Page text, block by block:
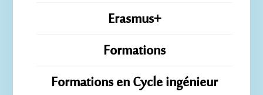
Erasmus+
Formations
Formations en Cycle ingénieur